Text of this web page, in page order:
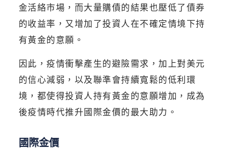
金活絡市場，而大量購債的結果也壓低了債券
的收益率，又增加了投資人在不確定情境下持
有黃金的意願。
因此，疫情衝擊產生的避險需求，加上對美元
的信心減弱，以及聯準會持續寬鬆的低利環
境，都使得投資人持有黃金的意願增加，成為
後疫情時代推升國際金價的最大助力。
國際金價